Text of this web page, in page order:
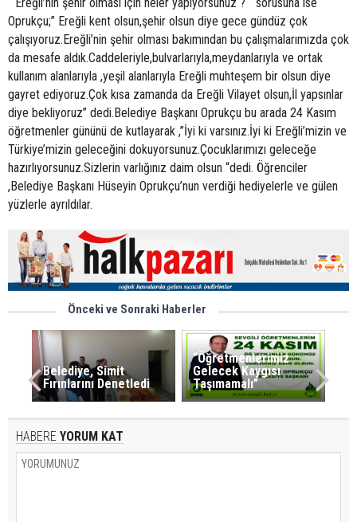
“ Ereğli’nin şehir olması için neler yapıyorsunuz ? “ sorusuna ise
Oprukçu;” Ereğli kent olsun,şehir olsun diye gece gündüz çok
çalışıyoruz.Ereğli’nin şehir olması bakımından bu çalışmalarımızda çok
da mesafe aldık.Caddeleriyle,bulvarlarıyla,meydanlarıyla ve ortak
kullanım alanlarıyla ,yeşil alanlarıyla Ereğli muhteşem bir olsun diye
gayret ediyoruz.Çok kısa zamanda da Ereğli Vilayet olsun,İl yapsınlar
diye bekliyoruz” dedi.Belediye Başkanı Oprukçu bu arada 24 Kasım
öğretmenler gününü de kutlayarak ,”İyi ki varsınız.İyi ki Ereğli’mizin ve
Türkiye’mizin geleceğini dokuyorsunuz.Çocuklarımızı geleceğe
hazırlıyorsunuz.Sizlerin varlığınız daim olsun “dedi. Öğrenciler
,Belediye Başkanı Hüseyin Oprukçu’nun verdiği hediyelerle ve gülen
yüzlerle ayrıldılar.
Önceki ve Sonraki Haberler
Belediye, Simit
Fırınlarını Denetledi
“Öğretmenlerimiz
Gelecek Kaygısı
Taşımamalı”
HABERE YORUM KAT